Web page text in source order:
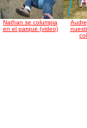
Nathan se columpia
en el parque (video)